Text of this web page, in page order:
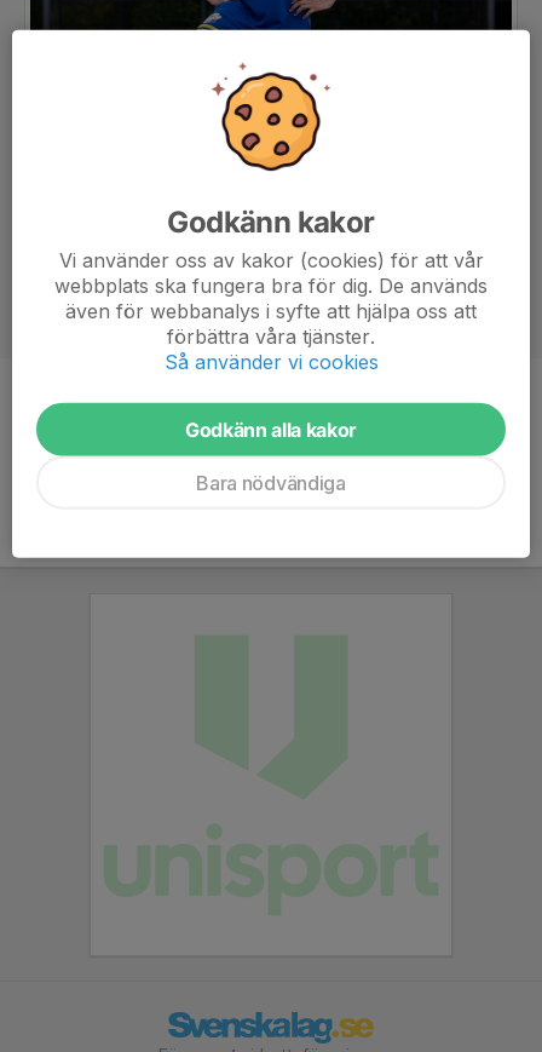
Ålder 14 år
Godkänn kakor
Vi använder oss av kakor (cookies) för att vår
webbplats ska fungera bra för dig. De används
även för webbanalys i syfte att hjälpa oss att
förbättra våra tjänster.
Så använder vi cookies
Godkänn alla kakor
Bara nödvändiga